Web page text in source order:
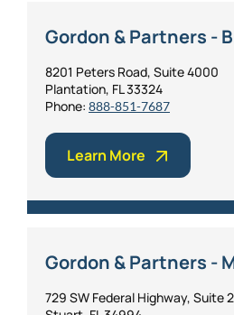
Gordon & Partners -
8201 Peters Road, Suite 4000
Plantation, FL 33324
Phone: 888-851-7687
Learn More
Gordon & Partners -
729 SW Federal Highway, Suite